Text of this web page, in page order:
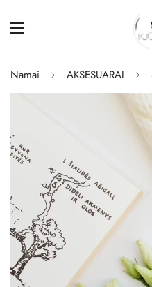
Namai AKSESUARAI